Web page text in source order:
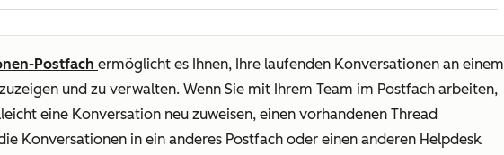
Postfach ermöglicht es Ihnen, Ihre laufenden Konversationen an einem
und zu verwalten. Wenn Sie mit Ihrem Team im Postfach arbeiten,
eine Konversation neu zuweisen, einen vorhandenen Thread
Konversationen in ein anderes Postfach oder einen anderen Helpdesk